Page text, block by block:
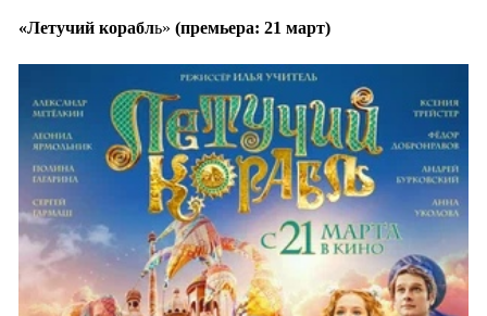
«Летучий корабль» (премьера: 21 март)